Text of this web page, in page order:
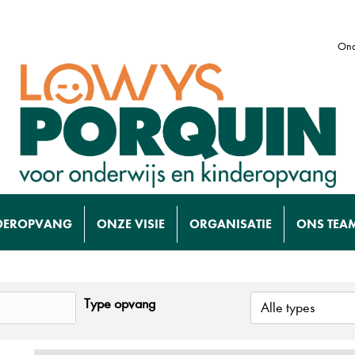
ONZE VISIE ORGANISATIE ONS
Type opvang Alle types